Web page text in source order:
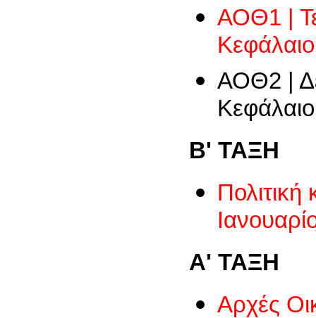
ΑΟΘ1 |
ΑΟΘ2 |
Β' ΤΑΞΗ
Α' ΤΑΞΗ
Αρχές